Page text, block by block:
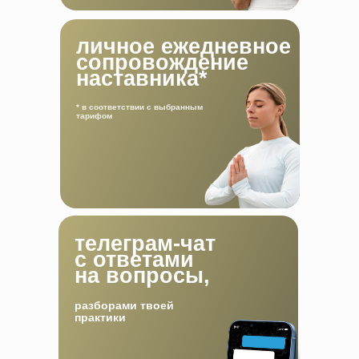
личное ежедневное
сопровождение
наставника*
* в соответствии с выбранным
тарифом
телеграм-чат
с ответами
на вопросы,
разборами твоей
практики
+7 (993) 24 40 290
Личный кабинет